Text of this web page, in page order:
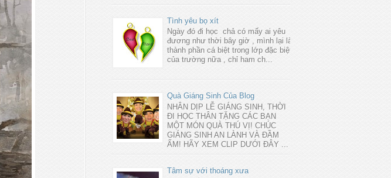
Tình yêu bọ xít
Ngày đó đi học chả có mấy ai yêu
đương như thời bây giờ , mình lại là
thành phần cá biệt trong lớp đặc biệt
của trường nữa , chỉ ham ch...
Quà Giáng Sinh Của Blog
NHÂN DỊP LỄ GIÁNG SINH, THỜI
ĐI HỌC THÂN TẶNG CÁC BẠN
MỘT MÓN QUÀ THÚ VỊ! CHÚC
GIÁNG SINH AN LÀNH VÀ ĐẦM
ẤM! HÃY XEM CLIP DƯỚI ĐÂY ...
Tâm sự với thoáng xưa